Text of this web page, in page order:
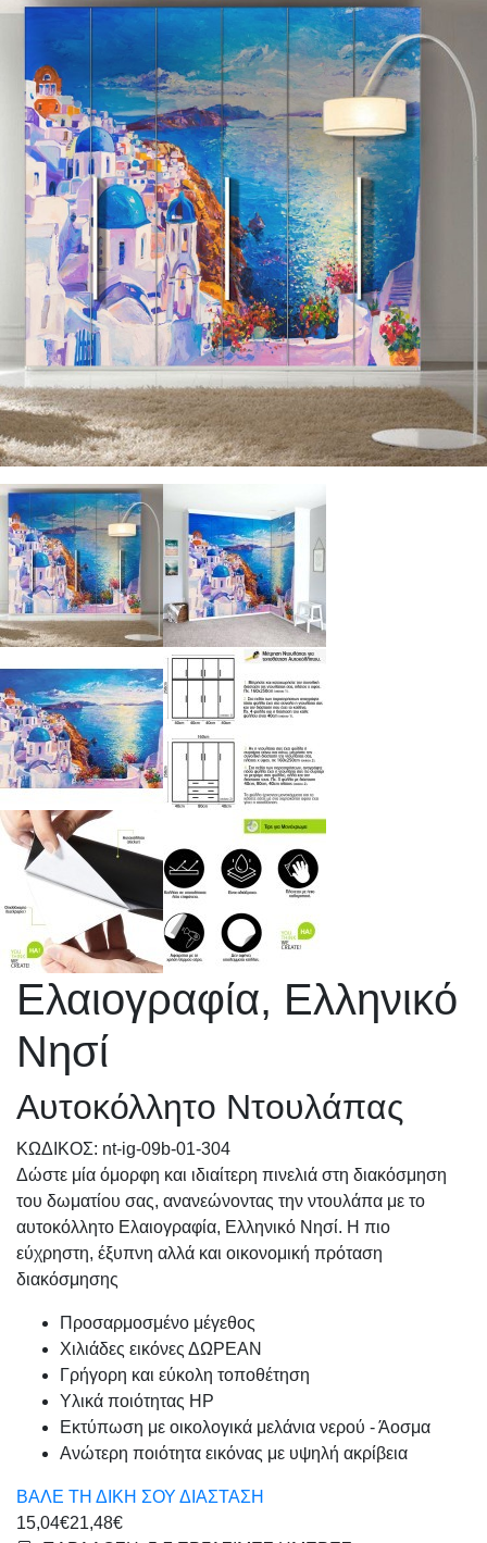
Ελαιογραφία, Ελληνικό
Νησί
Αυτοκόλλητο Ντουλάπας
KΩΔΙΚΟΣ: nt-ig-09b-01-304
Δώστε μία όμορφη και ιδιαίτερη πινελιά στη διακόσμηση
του δωματίου σας, ανανεώνοντας την ντουλάπα με το
αυτοκόλλητο Ελαιογραφία, Ελληνικό Νησί. Η πιο
εύχρηστη, έξυπνη αλλά και οικονομική πρόταση
διακόσμησης
Προσαρμοσμένo μέγεθος
Χιλιάδες εικόνες ΔΩΡΕΑΝ
Γρήγορη και εύκολη τοποθέτηση
Υλικά ποιότητας HP
Εκτύπωση με οικολογικά μελάνια νερού - Άοσμα
Ανώτερη ποιότητα εικόνας με υψηλή ακρίβεια
ΒΑΛΕ ΤΗ ΔΙΚΗ ΣΟΥ ΔΙΑΣΤΑΣΗ
15,04€21,48€